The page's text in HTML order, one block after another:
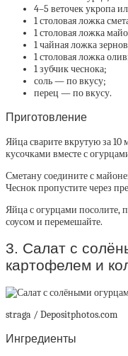
4–5 веточек укропа
1 столовая ложка
1 столовая ложка
1 чайная ложка
1 столовая ложка
1 зубчик чеснока;
соль — по вкусу;
перец — по вкусу.
Приготовление
Яйца сварите вкрутую за
кусочками вместе с
Сметану соедините с
Чеснок пропустите через
Яйца с огурцами посолите,
соусом и перемешайте.
3. Салат с
картофелем и
straga / Depositphotos.com
Ингредиенты